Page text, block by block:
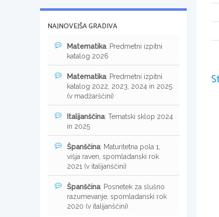
NAJNOVEJŠA GRADIVA
Matematika: Predmetni izpitni
katalog 2026
Matematika: Predmetni izpitni
katalog 2022, 2023, 2024 in 2025
(v madžarščini)
Italijanščina: Tematski sklop 2024
in 2025
Španščina: Maturitetna pola 1,
višja raven, spomladanski rok
2021 (v italijanščini)
Španščina: Posnetek za slušno
razumevanje, spomladanski rok
2020 (v italijanščini)